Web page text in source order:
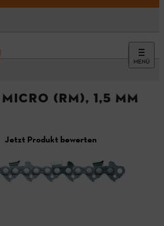
MENÜ
(RM), 1,5 mm
Jetzt Produkt bewerten